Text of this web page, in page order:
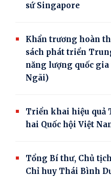
sứ Singapore
Khẩn trương hoàn
sách phát triển
năng lượng quốc gia
Ngãi)
Triển khai hiệu quả
hai Quốc hội Việt
Tổng Bí thư, Chủ
Chỉ huy Thái Bình